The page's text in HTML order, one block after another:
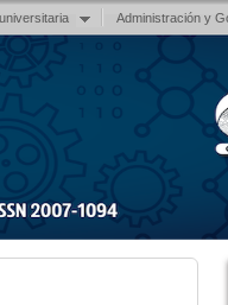
Administración y